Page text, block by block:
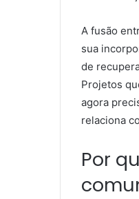
A fusão
sua
de
Projetos
agora
relaciona
Por